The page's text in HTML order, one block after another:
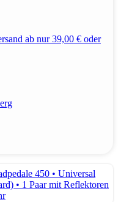
ab nur 39,00 € oder
450 • Universal
• 1 Paar mit Reflektoren